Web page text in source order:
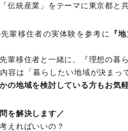
伝統産業」をテーマに東京都と
輩移住者の実体験を参考に 『
輩移住者と一緒に、『理想の暮
容は「暮らしたい地域が決ま
の地域を検討している方もお気
を解決します／
えればいいの？